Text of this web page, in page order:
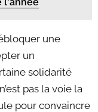
une
un
solidarité
pas la voie la
pour convaincre